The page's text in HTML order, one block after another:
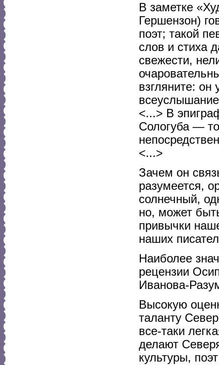
В заметке
Гершензон)
поэт; такой
слов и стиха
свежести,
взгляните: он
<...> В
Сологуба —
<...>
Зачем он
разумеется,
солнечный,
но, может
привычки
наших
Наиболее
рецензии
Иванова-
Высокую
таланту
все-таки
делают
культуры,